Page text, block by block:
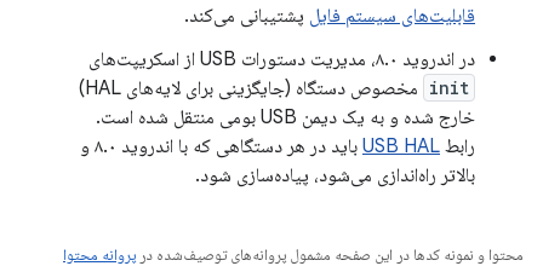
قابلیت‌های سیستم فایل پشتیبانی می‌کند.
در اندروید ۸.۰، مدیریت دستورات USB از اسکریپت‌های
init
مخصوص دستگاه (جایگزینی برای لایه‌های HAL)
خارج شده و به یک دیمن USB بومی منتقل شده است.
رابط USB HAL
باید در هر دستگاهی که با اندروید ۸.۰ و
بالاتر راه‌اندازی می‌شود، پیاده‌سازی شود.
محتوا و نمونه کدها در این صفحه مشمول پروانه‌های توصیف‌شده در پروانه محتوا